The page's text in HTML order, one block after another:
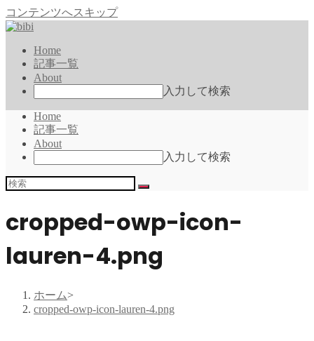
コンテンツへスキップ
Home
記事一覧
About
入力して検索
Home
記事一覧
About
入力して検索
cropped-owp-icon-
lauren-4.png
ホーム>
cropped-owp-icon-lauren-4.png